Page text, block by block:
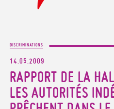
DISCRIMINATIONS
14.05.2009
RAPPORT DE LA
LES AUTORITÉS